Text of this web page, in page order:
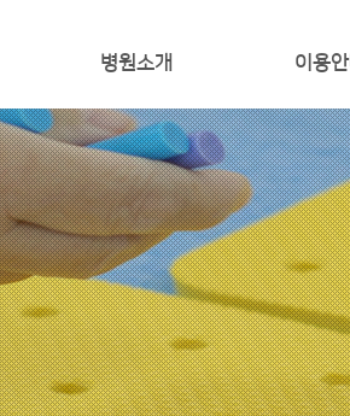
병원소개
인사말
미리보는병원
환자의 권리와의무
오시는길
미션비전
이용
입퇴원
비급여
증명서
외래진료